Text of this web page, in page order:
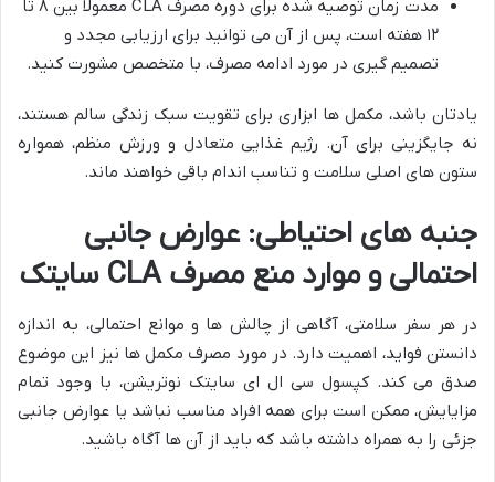
مدت زمان توصیه شده برای دوره مصرف CLA معمولاً بین ۸ تا
۱۲ هفته است، پس از آن می توانید برای ارزیابی مجدد و
تصمیم گیری در مورد ادامه مصرف، با متخصص مشورت کنید.
یادتان باشد، مکمل ها ابزاری برای تقویت سبک زندگی سالم هستند،
نه جایگزینی برای آن. رژیم غذایی متعادل و ورزش منظم، همواره
ستون های اصلی سلامت و تناسب اندام باقی خواهند ماند.
جنبه های احتیاطی: عوارض جانبی
احتمالی و موارد منع مصرف CLA سایتک
در هر سفر سلامتی، آگاهی از چالش ها و موانع احتمالی، به اندازه
دانستن فواید، اهمیت دارد. در مورد مصرف مکمل ها نیز این موضوع
صدق می کند. کپسول سی ال ای سایتک نوتریشن، با وجود تمام
مزایایش، ممکن است برای همه افراد مناسب نباشد یا عوارض جانبی
جزئی را به همراه داشته باشد که باید از آن ها آگاه باشید.